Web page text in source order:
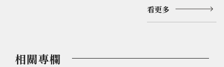
看更多
相關專欄